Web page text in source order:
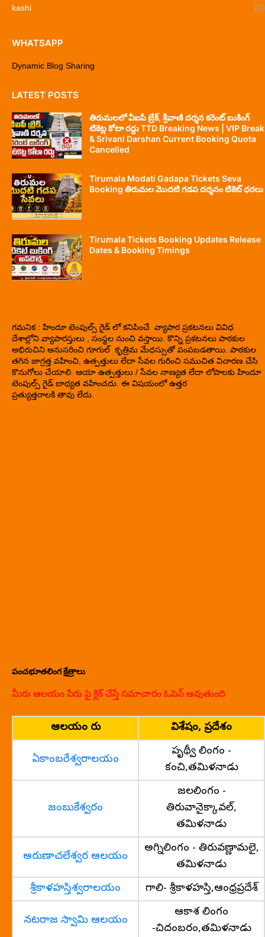
kashi (3)
WHATSAPP
Dynamic Blog Sharing
LATEST POSTS
తిరుమలలో వీఐపీ బ్రేక్, శ్రీవాణి దర్శన కరెంట్ బుకింగ్
టికెట్ల కోటా రద్దు TTD Breaking News | VIP Break
& Srivani Darshan Current Booking Quota
Cancelled
Tirumala Modati Gadapa Tickets Seva
Booking తిరుమల మొదటి గడప దర్శనం టికెట్ ధరలు
Tirumala Tickets Booking Updates Release
Dates & Booking Timings
గమనిక : హిందూ టెంపుల్స్ గైడ్ లో కనిపించే వ్యాపార ప్రకటనలు వివిధ
దేశాల్లోని వ్యాపారస్తులు , సంస్థల నుంచి వస్తాయి. కొన్ని ప్రకటనలు పాఠకుల
అభిరుచిని అనుసరించి గూగుల్ కృత్రిమ మేధస్సుతో పంపబడతాయి. పాఠకుల
తగిన జాగ్రత్త వహించి, ఉత్పత్తులు లేదా సేవల గురించి సముచిత విచారణ చేసి
కొనుగోలు చేయాలి. ఆయా ఉత్పత్తులు / సేవల నాణ్యత లేదా లోపాలకు హిందూ
టెంపుల్స్ గైడ్ బాధ్యత వహించదు. ఈ విషయంలో ఉత్తర
ప్రత్యుత్తరాలకి తావు లేదు.
పంచభూతలింగ క్షేత్రాలు
మీరు ఆలయం పేరు పై క్లిక్ చేస్తే సమాచారం ఓపెన్ అవుతుంది
ఆలయం పేరు విశేషం, ప్రదేశం
ఏకాంబరేశ్వరాలయం
పృథ్వీ లింగం -
కంచి,తమిళనాడు
జంబుకేశ్వరం
జలలింగం -
తిరువానైక్కావల్,
తమిళనాడు
అరుణాచలేశ్వర ఆలయం
అగ్నిలింగం - తిరువణ్ణామలై,
తమిళనాడు
శ్రీకాళహస్తిశ్వరాలయం
గాలి- శ్రీకాళహస్తి,ఆంధ్రప్రదేశ్
నటరాజ స్వామి ఆలయం
ఆకాశ లింగం
-చిదంబరం,తమిళనాడు